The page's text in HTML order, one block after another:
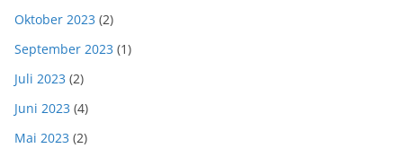
Oktober 2023 (2)
September 2023 (1)
Juli 2023 (2)
Juni 2023 (4)
Mai 2023 (2)